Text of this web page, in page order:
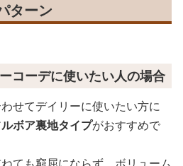
ターン
コーデに使いたい人の場合
せてデイリーに使いたい方に
ボア裏地タイプがおすすめで